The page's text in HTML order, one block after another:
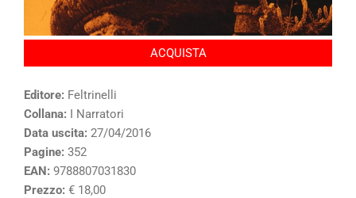
ACQUISTA
Editore: Feltrinelli
Collana: I Narratori
Data uscita: 27/04/2016
Pagine: 352
EAN: 9788807031830
Prezzo: € 18,00